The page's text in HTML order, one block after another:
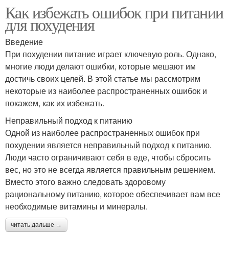
Как избежать ошибок при питании
для похудения
Введение
При похудении питание играет ключевую роль. Однако,
многие люди делают ошибки, которые мешают им
достичь своих целей. В этой статье мы рассмотрим
некоторые из наиболее распространенных ошибок и
покажем, как их избежать.
Неправильный подход к питанию
Одной из наиболее распространенных ошибок при
похудении является неправильный подход к питанию.
Люди часто ограничивают себя в еде, чтобы сбросить
вес, но это не всегда является правильным решением.
Вместо этого важно следовать здоровому
рациональному питанию, которое обеспечивает вам все
необходимые витамины и минералы.
читать дальше →